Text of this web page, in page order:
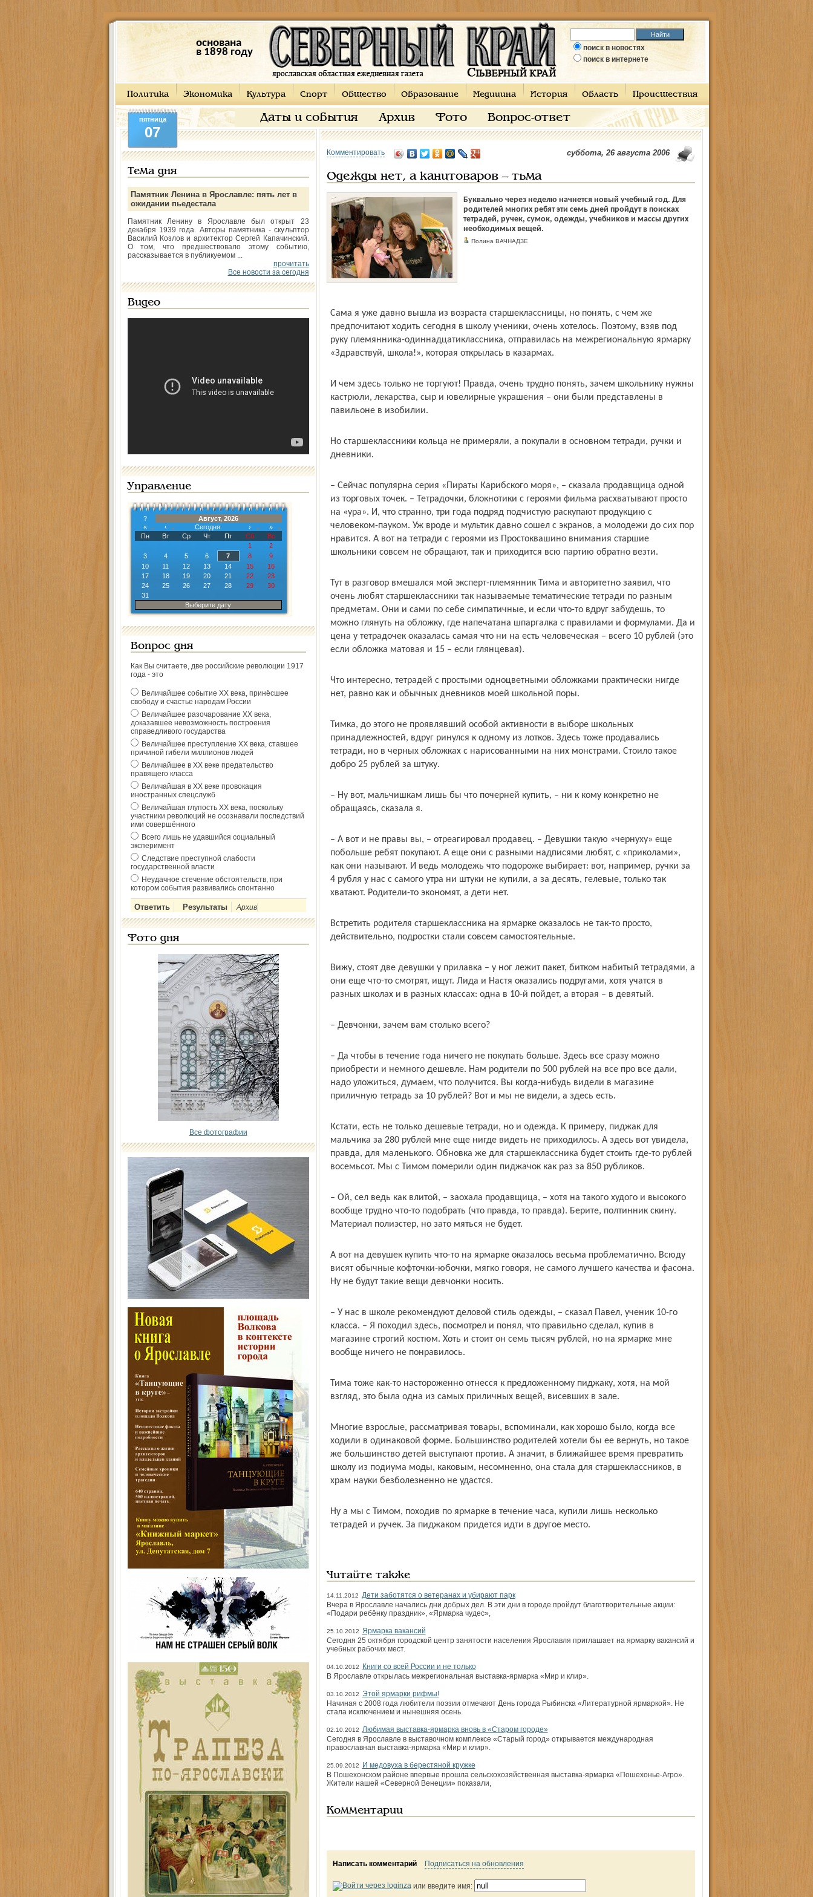
основана
в 1898 году
поиск в новостях
поиск в интернете
Политика Экономика Культура Спорт Общество Образование Медицина История Область Происшествия
Даты и события Архив Фото Вопрос-ответ
пятница
07
Тема дня
Памятник Ленина в Ярославле: пять лет в
ожидании пьедестала
Памятник Ленину в Ярославле был открыт 23
декабря 1939 года. Авторы памятника - скульптор
Василий Козлов и архитектор Сергей Капачинский.
О том, что предшествовало этому событию,
рассказывается в публикуемом ...
прочитать
Все новости за сегодня
Видео
Управление
?
Август, 2026
«
‹ Сегодня ›
»
Пн
Вт Ср Чт Пт Сб
Вс
1
2
3
4 5 6 7 8
9
10
11 12 13 14 15
16
17
18 19 20 21 22
23
24
25 26 27 28 29
30
31
Выберите дату
Вопрос дня
Как Вы считаете, две российские революции 1917
года - это
Величайшее событие ХХ века, принёсшее
свободу и счастье народам России
Величайшее разочарование ХХ века,
доказавшее невозможность построения
справедливого государства
Величайшее преступление ХХ века, ставшее
причиной гибели миллионов людей
Величайшее в ХХ веке предательство
правящего класса
Величайшая в ХХ веке провокация
иностранных спецслужб
Величайшая глупость ХХ века, поскольку
участники революций не осознавали последствий
ими совершённого
Всего лишь не удавшийся социальный
эксперимент
Следствие преступной слабости
государственной власти
Неудачное стечение обстоятельств, при
котором события развивались спонтанно
Архив
Фото дня
Все фотографии
Комментировать суббота, 26 августа 2006
Одежды нет, а канцтоваров – тьма
Буквально через неделю начнется новый учебный год. Для
родителей многих ребят эти семь дней пройдут в поисках
тетрадей, ручек, сумок, одежды, учебников и массы других
необходимых вещей.
Полина ВАЧНАДЗЕ
Сама я уже давно вышла из возраста старшеклассницы, но понять, с чем же
предпочитают ходить сегодня в школу ученики, очень хотелось. Поэтому, взяв под
руку племянника-одиннадцатиклассника, отправилась на межрегиональную ярмарку
«Здравствуй, школа!», которая открылась в казармах.
И чем здесь только не торгуют! Правда, очень трудно понять, зачем школьнику нужны
кастрюли, лекарства, сыр и ювелирные украшения – они были представлены в
павильоне в изобилии.
Но старшеклассники кольца не примеряли, а покупали в основном тетради, ручки и
дневники.
– Сейчас популярна серия «Пираты Карибского моря», – сказала продавщица одной
из торговых точек. – Тетрадочки, блокнотики с героями фильма расхватывают просто
на «ура». И, что странно, три года подряд подчистую раскупают продукцию с
человеком-пауком. Уж вроде и мультик давно сошел с экранов, а молодежи до сих пор
нравится. А вот на тетради с героями из Простоквашино внимания старшие
школьники совсем не обращают, так и приходится всю партию обратно везти.
Тут в разговор вмешался мой эксперт-племянник Тима и авторитетно заявил, что
очень любят старшеклассники так называемые тематические тетради по разным
предметам. Они и сами по себе симпатичные, и если что-то вдруг забудешь, то
можно глянуть на обложку, где напечатана шпаргалка с правилами и формулами. Да и
цена у тетрадочек оказалась самая что ни на есть человеческая – всего 10 рублей (это
если обложка матовая и 15 – если глянцевая).
Что интересно, тетрадей с простыми одноцветными обложками практически нигде
нет, равно как и обычных дневников моей школьной поры.
Тимка, до этого не проявлявший особой активности в выборе школьных
принадлежностей, вдруг ринулся к одному из лотков. Здесь тоже продавались
тетради, но в черных обложках с нарисованными на них монстрами. Стоило такое
добро 25 рублей за штуку.
– Ну вот, мальчишкам лишь бы что почерней купить, – ни к кому конкретно не
обращаясь, сказала я.
– А вот и не правы вы, – отреагировал продавец. – Девушки такую «чернуху» еще
побольше ребят покупают. А еще они с разными надписями любят, с «приколами»,
как они называют. И ведь молодежь что подороже выбирает: вот, например, ручки за
4 рубля у нас с самого утра ни штуки не купили, а за десять, гелевые, только так
хватают. Родители-то экономят, а дети нет.
Встретить родителя старшеклассника на ярмарке оказалось не так-то просто,
действительно, подростки стали совсем самостоятельные.
Вижу, стоят две девушки у прилавка – у ног лежит пакет, битком набитый тетрадями, а
они еще что-то смотрят, ищут. Лида и Настя оказались подругами, хотя учатся в
разных школах и в разных классах: одна в 10-й пойдет, а вторая – в девятый.
– Девчонки, зачем вам столько всего?
– Да чтобы в течение года ничего не покупать больше. Здесь все сразу можно
приобрести и немного дешевле. Нам родители по 500 рублей на все про все дали,
надо уложиться, думаем, что получится. Вы когда-нибудь видели в магазине
приличную тетрадь за 10 рублей? Вот и мы не видели, а здесь есть.
Кстати, есть не только дешевые тетради, но и одежда. К примеру, пиджак для
мальчика за 280 рублей мне еще нигде видеть не приходилось. А здесь вот увидела,
правда, для маленького. Обновка же для старшеклассника будет стоить где-то рублей
восемьсот. Мы с Тимом померили один пиджачок как раз за 850 рубликов.
– Ой, сел ведь как влитой, – заохала продавщица, – хотя на такого худого и высокого
вообще трудно что-то подобрать (что правда, то правда). Берите, полтинник скину.
Материал полиэстер, но зато мяться не будет.
А вот на девушек купить что-то на ярмарке оказалось весьма проблематично. Всюду
висят обычные кофточки-юбочки, мягко говоря, не самого лучшего качества и фасона.
Ну не будут такие вещи девчонки носить.
– У нас в школе рекомендуют деловой стиль одежды, – сказал Павел, ученик 10-го
класса. – Я походил здесь, посмотрел и понял, что правильно сделал, купив в
магазине строгий костюм. Хоть и стоит он семь тысяч рублей, но на ярмарке мне
вообще ничего не понравилось.
Тима тоже как-то настороженно отнесся к предложенному пиджаку, хотя, на мой
взгляд, это была одна из самых приличных вещей, висевших в зале.
Многие взрослые, рассматривая товары, вспоминали, как хорошо было, когда все
ходили в одинаковой форме. Большинство родителей хотели бы ее вернуть, но такое
же большинство детей выступают против. А значит, в ближайшее время превратить
школу из подиума моды, каковым, несомненно, она стала для старшеклассников, в
храм науки безболезненно не удастся.
Ну а мы с Тимом, походив по ярмарке в течение часа, купили лишь несколько
тетрадей и ручек. За пиджаком придется идти в другое место.
Читайте также
14.11.2012
Дети заботятся о ветеранах и убирают парк
Вчера в Ярославле начались дни добрых дел. В эти дни в городе пройдут благотворительные акции:
«Подари ребёнку праздник», «Ярмарка чудес»,
25.10.2012
Ярмарка вакансий
Сегодня 25 октября городской центр занятости населения Ярославля приглашает на ярмарку вакансий и
учебных рабочих мест.
04.10.2012
Книги со всей России и не только
В Ярославле открылась межрегиональная выставка-ярмарка «Мир и клир».
03.10.2012 Этой ярмарки рифмы!
Начиная с 2008 года любители поэзии отмечают День города Рыбинска «Литературной ярмаркой». Не
стала исключением и нынешняя осень.
02.10.2012
Любимая выставка-ярмарка вновь в «Старом городе»
Сегодня в Ярославле в выставочном комплексе «Старый город» открывается международная
православная выставка-ярмарка «Мир и клир».
25.09.2012
И медовуха в берестяной кружке
В Пошехонском районе впервые прошла сельскохозяйственная выставка-ярмарка «Пошехонье-Агро».
Жители нашей «Северной Венеции» показали,
Комментарии
Написать комментарий Подписаться на обновления
или введите имя: